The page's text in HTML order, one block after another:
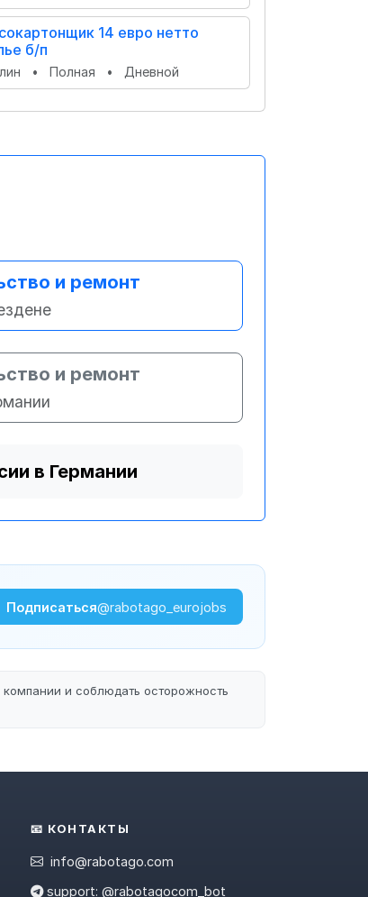
14 евро нетто
б/п
• Полная • Дневной
и ремонт
и ремонт
в Германии
Подписаться@rabotago_eurojobs
и соблюдать осторожность
📧 КОНТАКТЫ
info@rabotago.com
support: @rabotagocom_bot